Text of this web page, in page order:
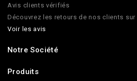
Avis clients vérifiés
Découvrez les retours de nos clients sur
Voir les avis
Notre Société
Produits